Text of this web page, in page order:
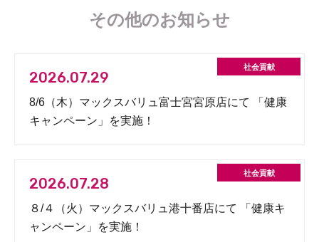
その他のお知らせ
2026.07.29
8/6（木）マックスバリュ富士宮宮原店にて 「健康
キャンペーン」を実施！
2026.07.28
８/４（火）マックスバリュ港十番店にて 「健康キ
ャンペーン」を実施！